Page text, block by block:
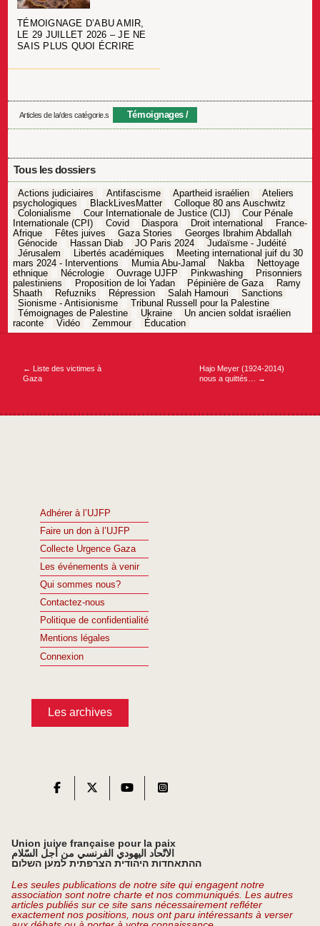
TÉMOIGNAGE D’ABU AMIR,
LE 29 JUILLET 2026 – JE NE
SAIS PLUS QUOI ÉCRIRE
Articles de la/des catégorie.s Témoignages
Tous les dossiers
Actions judiciaires Antifascisme Apartheid israélien
Ateliers
psychologiques
BlackLivesMatter
Colloque 80 ans Auschwitz
Colonialisme
Cour Internationale de Justice (CIJ)
Cour Pénale
Internationale (CPI)
Covid Diaspora Droit international
France-
Afrique
Fêtes juives Gaza Stories
Georges Ibrahim Abdallah
Génocide
Hassan Diab JO Paris 2024
Judaïsme - Judéité
Jérusalem
Libertés académiques
Meeting international juif du 30
mars 2024 - Interventions
Mumia Abu-Jamal Nakba
Nettoyage
ethnique
Nécrologie Ouvrage UJFP Pinkwashing
Prisonniers
palestiniens
Proposition de loi Yadan Pépinière de Gaza
Ramy
Shaath
Refuzniks Répression Salah Hamouri
Sanctions
Sionisme - Antisionisme
Tribunal Russell pour la Palestine
Témoignages de Palestine
Ukraine
Un ancien soldat israélien
raconte
Vidéo Zemmour Éducation
Navigation
← Liste des victimes à
Gaza
Hajo Meyer (1924-2014)
nous a quit​tés…
→
Adhérer à l’UJFP
Faire un don à l’UJFP
Collecte Urgence Gaza
Les événements à venir
Qui sommes nous?
Contactez-nous
Politique de confidentialité
Mentions légales
Connexion
Les archives
Union juive française pour la paix
الاتّحاد اليهودي الفرنسي من أجل السّلام
ההתאחדות היהודית הצרפתית למען השלום
Les seules publications de notre site qui engagent notre
association sont notre charte et nos communiqués. Les autres
articles publiés sur ce site sans nécessairement refléter
exactement nos positions, nous ont paru intéressants à verser